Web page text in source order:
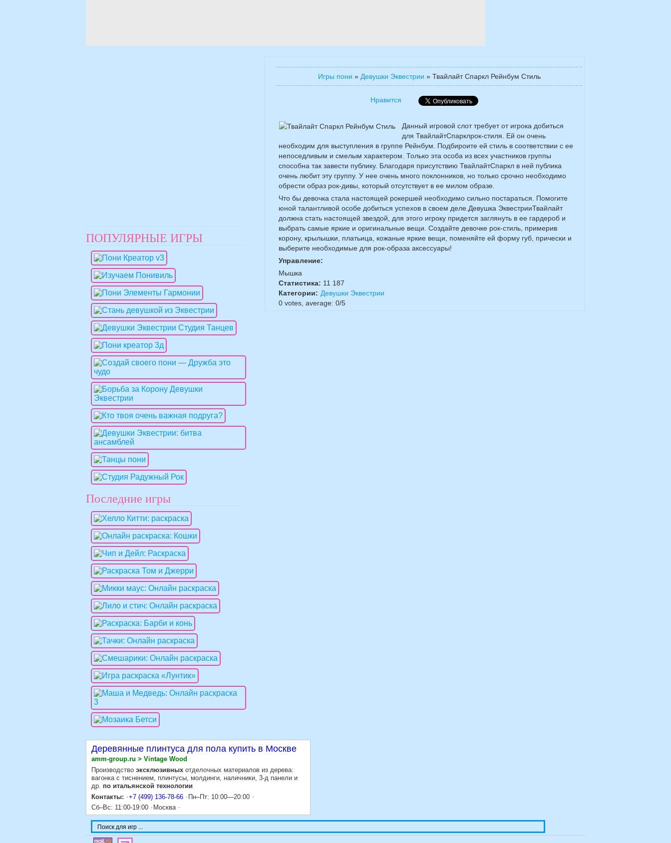
Игры пони » Девушки Эквестрии » Твайлайт Спаркл Рейнбум Стиль
Нравится
Данный игровой слот требует от игрока добиться
для ТвайлайтСпарклрок-стиля. Ей он очень
необходим для выступления в группе Рейнбум. Подбироите ей стиль в соответствии с ее
непоседливым и смелым характером. Только эта особа из всех участников группы
способна так завести публику. Благодаря присутствию ТвайлайтСпаркл в ней публика
очень любит эту группу. У нее очень много поклонников, но только срочно необходимо
обрести образ рок-дивы, который отсутствует в ее милом образе.
Что бы девочка стала настоящей рокершей необходимо сильно постараться. Помогите
юной талантливой особе добиться успехов в своем деле.Девушка ЭквестрииТвайлайт
должна стать настоящей звездой, для этого игроку придется заглянуть в ее гардероб и
выбрать самые яркие и оригинальные вещи. Создайте девочке рок-стиль, примерив
корону, крылышки, платьица, кожаные яркие вещи, поменяйте ей форму губ, прически и
выберите необходимые для рок-образа аксессуары!
Управление:
Мышка
Статистика: 11 187
Категории: Девушки Эквестрии
0 votes, average: 0/5
ПОПУЛЯРНЫЕ ИГРЫ
Последние игры
Деревянные плинтуса для пола купить в Москве
amm-group.ru > Vintage Wood
Производство эксклюзивных отделочных материалов из дерева:
вагонка с тиснением, плинтусы, молдинги, наличники, 3-д панели и
др. по итальянской технологии
Контакты:
+7 (499) 136-78-66
Пн–Пт: 10:00—20:00
Сб–Вс: 11:00-19:00
Москва